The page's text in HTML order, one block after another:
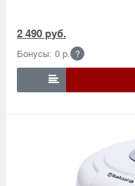
2 490 руб.
Бонусы: 0 р. ?
